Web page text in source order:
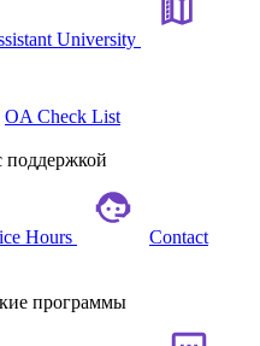
University
OA Check List
поддержкой
Hours
Contact
программы